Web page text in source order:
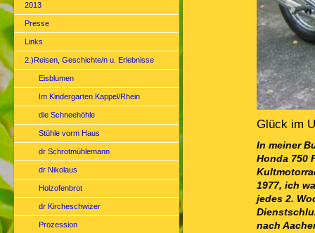
2013
Presse
Links
2.)Reisen, Geschichte/n u. Erlebnisse
Eisblumen
Im Kindergarten Kappel/Rhein
die Schneehöhle
Stühle vorm Haus
dr Schrotmühlemann
dr Nikolaus
Holzofenbrot
dr Kircheschwizer
Prozession
Glück im
In meiner
Honda 750
1977, ich
jedes 2.
nach